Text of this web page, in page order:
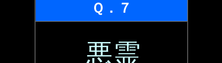
Ｑ．７
悪霊